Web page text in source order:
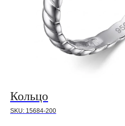
Кольцо
SKU: 15684-200